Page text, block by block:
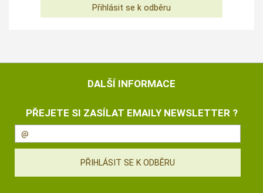
DALŠÍ INFORMACE
PŘEJETE SI ZASÍLAT EMAILY NEWSLETTER ?